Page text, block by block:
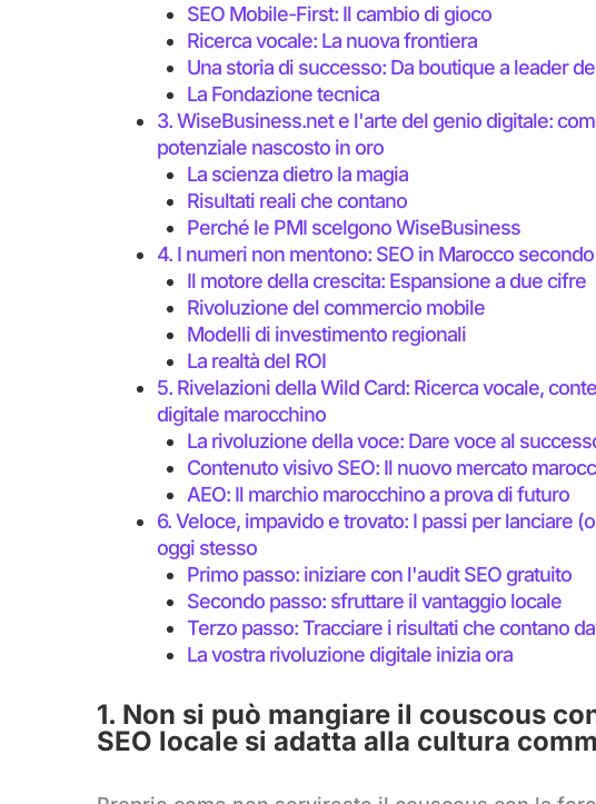
SEO Mobile-First: Il cambio di gioco
Ricerca vocale: La nuova frontiera
Una storia di successo: Da boutique a leader
La Fondazione tecnica
3. WiseBusiness.net e l'arte del genio digitale:
potenziale nascosto in oro
La scienza dietro la magia
Risultati reali che contano
Perché le PMI scelgono WiseBusiness
4. I numeri non mentono: SEO in Marocco
Il motore della crescita: Espansione a due cifre
Rivoluzione del commercio mobile
Modelli di investimento regionali
La realtà del ROI
5. Rivelazioni della Wild Card: Ricerca vocale,
digitale marocchino
La rivoluzione della voce: Dare voce al
Contenuto visivo SEO: Il nuovo mercato
AEO: Il marchio marocchino a prova di futuro
6. Veloce, impavido e trovato: I passi per lanciare
oggi stesso
Primo passo: iniziare con l'audit SEO gratuito
Secondo passo: sfruttare il vantaggio locale
Terzo passo: Tracciare i risultati che contano
La vostra rivoluzione digitale inizia ora
1. Non si può mangiare il couscous
SEO locale si adatta alla cultura